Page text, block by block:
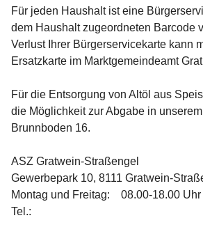
Für jeden Haushalt ist eine
dem Haushalt zugeordneten Barcode
Verlust Ihrer Bürgerservicekarte kann
Ersatzkarte im Marktgemeindeamt
Für die Entsorgung von Altöl aus
die Möglichkeit zur Abgabe in
Brunnboden 16.
ASZ Gratwein-Straßengel
Gewerbepark 10, 8111 Gratwein-
Montag und Freitag:    08.00-18.00 Uhr
Tel.: